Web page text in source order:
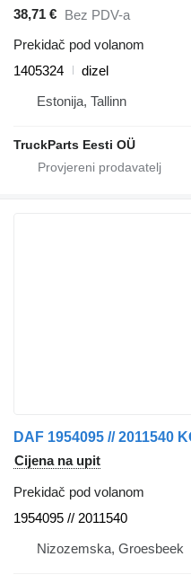
38,71 €
Bez PDV-a
Prekidač pod volanom
1405324
dizel
Estonija, Tallinn
TruckParts Eesti OÜ
Cijena na upit
Prekidač pod volanom
1954095 // 2011540
Nizozemska, Groesbeek